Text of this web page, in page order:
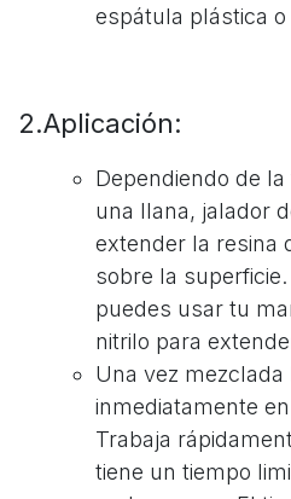
espátula plástica
2.Aplicación:
Dependiendo de
una llana, jalador
extender la resina
sobre la
puedes usar tu
nitrilo para
Una vez mezclada
inmediatamente
Trabaja
tiene un tiempo